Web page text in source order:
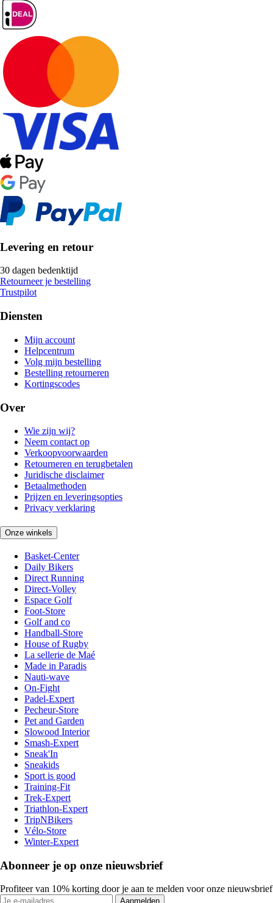
Levering en retour
30 dagen bedenktijd
Retourneer je bestelling
Trustpilot
Diensten
Mijn account
Helpcentrum
Volg mijn bestelling
Bestelling retourneren
Kortingscodes
Over
Wie zijn wij?
Neem contact op
Verkoopvoorwaarden
Retourneren en terugbetalen
Juridische disclaimer
Betaalmethoden
Prijzen en leveringsopties
Privacy verklaring
Onze winkels
Basket-Center
Daily Bikers
Direct Running
Direct-Volley
Espace Golf
Foot-Store
Golf and co
Handball-Store
House of Rugby
La sellerie de Maé
Made in Paradis
Nauti-wave
On-Fight
Padel-Expert
Pecheur-Store
Pet and Garden
Slowood Interior
Smash-Expert
Sneak'In
Sneakids
Sport is good
Training-Fit
Trek-Expert
Triathlon-Expert
TripNBikers
Vélo-Store
Winter-Expert
Abonneer je op onze nieuwsbrief
Profiteer van 10% korting door je aan te melden voor onze nieuwsbrief
Aanmelden